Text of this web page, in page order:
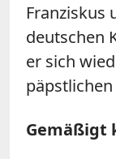
Franziskus
deutschen
er sich
Gemäßigt